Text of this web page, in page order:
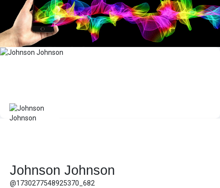
Johnson Johnson
@1730277548925370_682